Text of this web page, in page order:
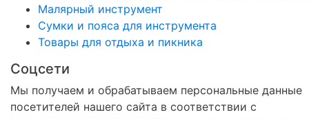
Малярный инструмент
Сумки и пояса для инструмента
Товары для отдыха и пикника
Соцсети
Мы получаем и обрабатываем персональные данные
посетителей нашего сайта в соответствии с